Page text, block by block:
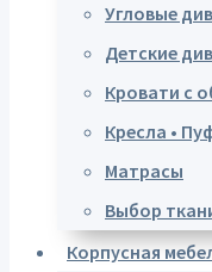
Угловые
Детские
Кровати с
Кресла •
Матрасы
Выбор
Корпусная